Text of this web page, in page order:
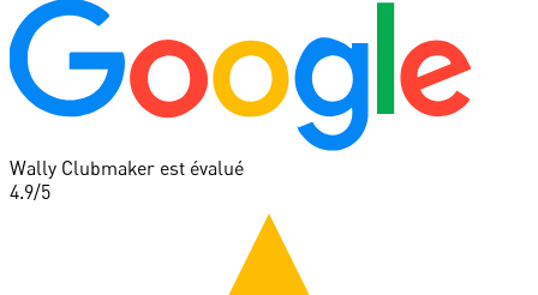
Wally Clubmaker est évalué
4.9/5